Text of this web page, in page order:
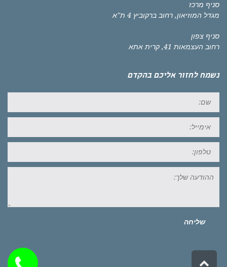
סניף מרכז
מגדל המוזיאון, רחוב ברקוביץ 4 ת"א
סניף צפון
רחוב העצמאות 41, קרית אתא
נשמח לחזור אליכם בהקדם
שלך:
שליחה